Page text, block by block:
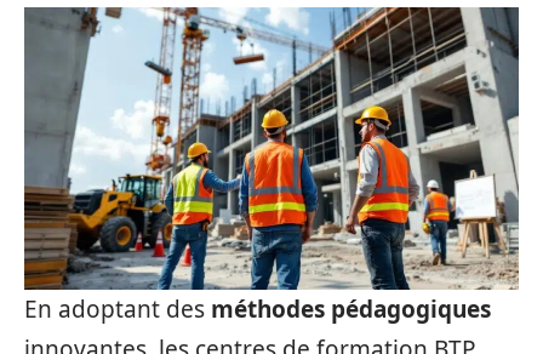
En adoptant des méthodes pédagogiques